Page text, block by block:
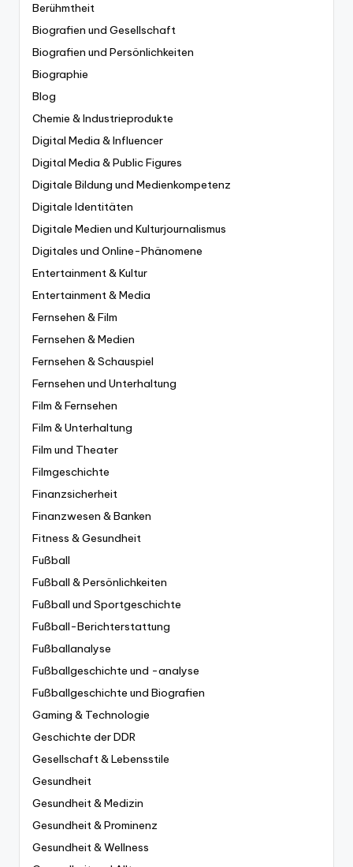
Berühmtheit
Biografien und Gesellschaft
Biografien und Persönlichkeiten
Biographie
Blog
Chemie & Industrieprodukte
Digital Media & Influencer
Digital Media & Public Figures
Digitale Bildung und Medienkompetenz
Digitale Identitäten
Digitale Medien und Kulturjournalismus
Digitales und Online-Phänomene
Entertainment & Kultur
Entertainment & Media
Fernsehen & Film
Fernsehen & Medien
Fernsehen & Schauspiel
Fernsehen und Unterhaltung
Film & Fernsehen
Film & Unterhaltung
Film und Theater
Filmgeschichte
Finanzsicherheit
Finanzwesen & Banken
Fitness & Gesundheit
Fußball
Fußball & Persönlichkeiten
Fußball und Sportgeschichte
Fußball-Berichterstattung
Fußballanalyse
Fußballgeschichte und -analyse
Fußballgeschichte und Biografien
Gaming & Technologie
Geschichte der DDR
Gesellschaft & Lebensstile
Gesundheit
Gesundheit & Medizin
Gesundheit & Prominenz
Gesundheit & Wellness